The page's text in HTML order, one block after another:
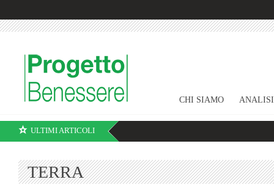
CHI SIAMO ANALISI
ULTIMI ARTICOLI
TERRA